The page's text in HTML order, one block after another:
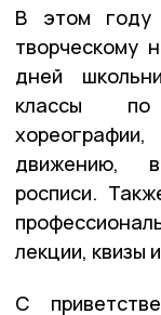
В этом году
творческому
дней
классы по
движению,
росписи.
лекции, квизы
С